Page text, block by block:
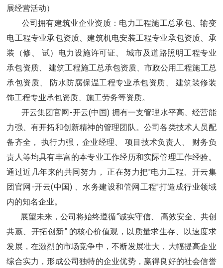
展经营活动）
公司拥有建筑业企业资质：电力工程施工总承包、输变
电工程专业承包资质、建筑机电安装工程专业承包资质、承
装（修、 试）电力设施许可证、 城市及道路照明工程专业
承包资质、 建筑工程施工总承包资质、市政公用工程施工总
承包资质、 防水防腐保温工程专业承包资质、 建筑装修装
饰工程专业承包资质、施工劳务等资质。
开云集团官网-开云(中国) 拥有一支管理水平高、经营能
力强、有开拓和创新精神的管理团队。公司各类技术人员配
备齐全， 执行力强 ， 企业经理、 项目技术负责人、 财务负
责人等均具有丰富的本专业工作经历和实际管理工作经验。
通过近几年来的共同努力， 正在努力把"电力工程、开云集
团官网-开云(中国) 、水务建设和管网工程"打造成行业领域
内的知名企业。
展望未来，公司将始终遵循“诚实守信、 高效安全、共创
共嬴、开拓创新” 的核心价值观，以质量求生存、以速度求
发展，在激烈的市场竞争中，不断发展壮大，大幅提高企业
综合实力，形成公司独特的企业优势，赢得良好的社会信誉